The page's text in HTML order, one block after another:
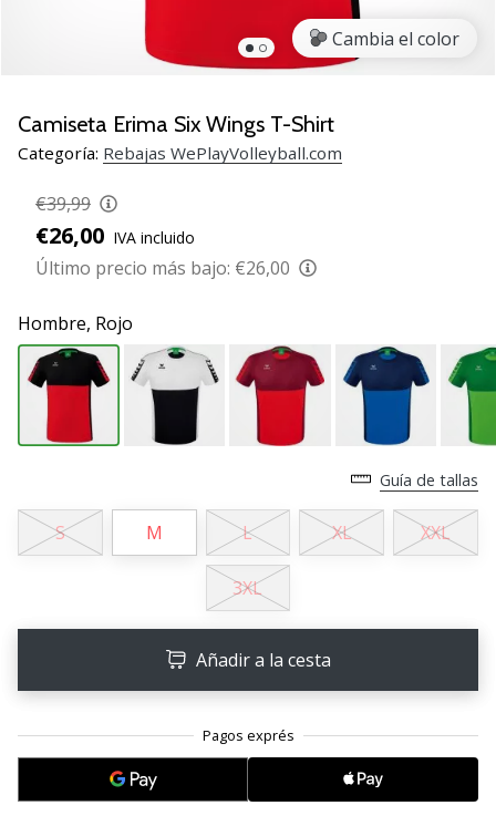
Navidad
jugadores
voleibol:
¡Nuestros
consejos
ayudarán
a
elegir
el
perfecto!
11. 8. 2022
•
Weplayvolleyball!
¿Te
consideras
jugón?
Cambia el color
Camiseta Erima Six Wings T-Shirt
Categoría: Rebajas WePlayVolleyball.com
€39,99
€26,00 IVA incluido
Último precio más bajo: €26,00
Hombre, Rojo
Guía de tallas
S M L XL XXL
3XL
Añadir a la cesta